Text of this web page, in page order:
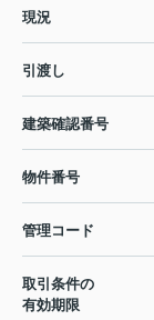
現況
引渡し
建築確認番号
物件番号
管理コード
取引条件の
有効期限